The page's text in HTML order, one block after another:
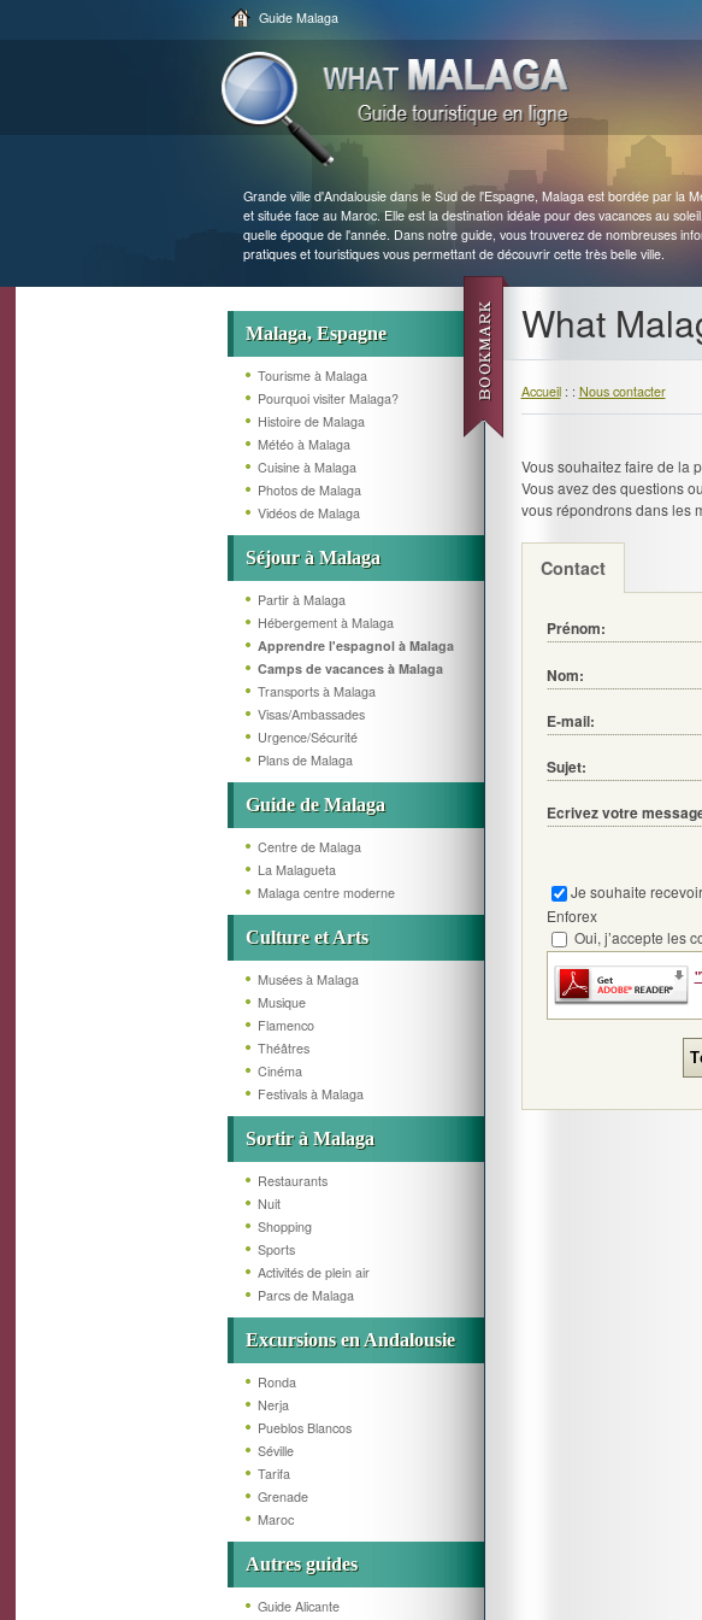
Guide Malaga
Grande ville d'Andalousie dans le Sud de l'Espagne, Malaga est bordée par la
et située face au Maroc. Elle est la destination idéale pour des vacances au
quelle époque de l'année. Dans notre guide, vous trouverez de nombreuses
pratiques et touristiques vous permettant de découvrir cette très belle ville.
Malaga, Espagne
Tourisme à Malaga
Pourquoi visiter Malaga?
Histoire de Malaga
Météo à Malaga
Cuisine à Malaga
Photos de Malaga
Vidéos de Malaga
Séjour à Malaga
Partir à Malaga
Hébergement à Malaga
Apprendre l'espagnol à Malaga
Camps de vacances à Malaga
Transports à Malaga
Visas/Ambassades
Urgence/Sécurité
Plans de Malaga
Guide de Malaga
Centre de Malaga
La Malagueta
Malaga centre moderne
Culture et Arts
Musées à Malaga
Musique
Flamenco
Théâtres
Cinéma
Festivals à Malaga
Sortir à Malaga
Restaurants
Nuit
Shopping
Sports
Activités de plein air
Parcs de Malaga
Excursions en Andalousie
Ronda
Nerja
Pueblos Blancos
Séville
Tarifa
Grenade
Maroc
Autres guides
Guide Alicante
What
Accueil: : Nous contacter
Vous souhaitez faire de la
Vous avez des questions
vous répondrons dans les
Contact
Prénom:
Nom:
E-mail:
Sujet:
Ecrivez votre
Je souhaite
Enforex
Oui, j’accepte les